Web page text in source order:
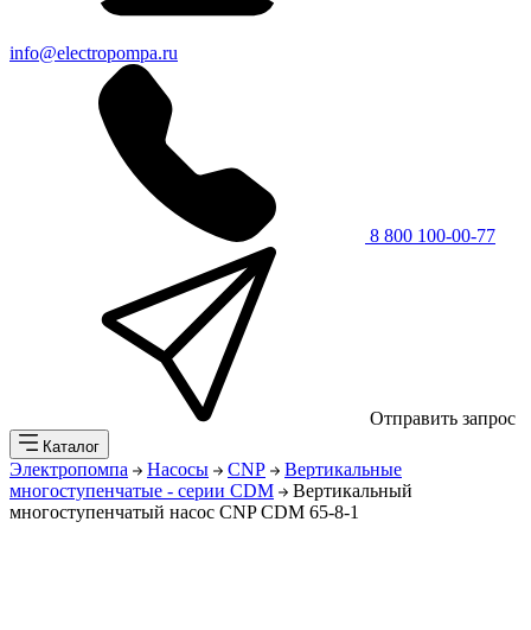
info@electropompa.ru
8 800 100-00-77
Отправить запрос
Каталог
Электропомпа Насосы CNP
Вертикальные
многоступенчатые - серии CDM
Вертикальный
многоступенчатый насос CNP CDM 65-8-1